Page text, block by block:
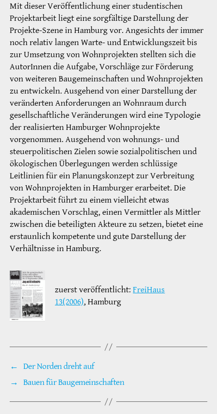
Mit dieser Veröffentlichung einer studentischen
Projektarbeit liegt eine sorgfältige Darstellung der
Projekte-Szene in Hamburg vor. Angesichts der immer
noch relativ langen Warte- und Entwicklungszeit bis
zur Umsetzung von Wohnprojekten stellten sich die
AutorInnen die Aufgabe, Vorschläge zur Förderung
von weiteren Baugemeinschaften und Wohnprojekten
zu entwickeln. Ausgehend von einer Darstellung der
veränderten Anforderungen an Wohnraum durch
gesellschaftliche Veränderungen wird eine Typologie
der realisierten Hamburger Wohnprojekte
vorgenommen. Ausgehend von wohnungs- und
steuerpolitischen Zielen sowie sozialpolitischen und
ökologischen Überlegungen werden schlüssige
Leitlinien für ein Planungskonzept zur Verbreitung
von Wohnprojekten in Hamburger erarbeitet. Die
Projektarbeit führt zu einem vielleicht etwas
akademischen Vorschlag, einen Vermittler als Mittler
zwischen die beteiligten Akteure zu setzen, bietet eine
erstaunlich kompetente und gute Darstellung der
Verhältnisse in Hamburg.
zuerst veröffentlicht:FreiHaus
13(2006), Hamburg
← Der Norden dreht auf
→ Bauen für Baugemeinschaften